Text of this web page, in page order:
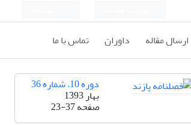
ارسال مقاله داوران تماس با ما
دوره 10، شماره 36
بهار 1393
صفحه23-37